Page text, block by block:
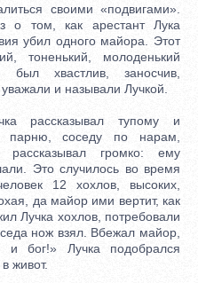
своими «подвигами».
о том, как арестант Лука
убил одного майора. Этот
тоненький, молоденький
хвастлив, заносчив,
и называли Лучкой.
тупому и
парню, соседу по нарам,
рассказывал громко: ему
Это случилось во время
12 хохлов, высоких,
да майор ими вертит, как
Лучка хохлов, потребовали
нож взял. Вбежал майор,
бог!» Лучка подобрался
живот.